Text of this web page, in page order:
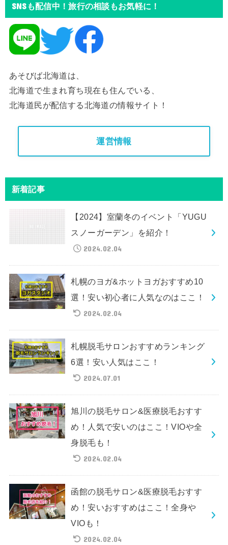
SNSも配信中！旅行の相談もお気軽に！
あそびば北海道は、
北海道で生まれ育ち現在も住んでいる、
北海道民が配信する北海道の情報サイト！
運営情報
新着記事
【2024】室蘭冬のイベント「YUGU
スノーガーデン」を紹介！
2024.02.04
札幌のヨガ&ホットヨガおすすめ10
選！安い初心者に人気なのはここ！
2024.02.04
札幌脱毛サロンおすすめランキング
6選！安い人気はここ！
2024.07.01
旭川の脱毛サロン&医療脱毛おすす
め！人気で安いのはここ！VIOや全
身脱毛も！
2024.02.04
函館の脱毛サロン&医療脱毛おすす
め！安いおすすめはここ！全身や
VIOも！
2024.02.04